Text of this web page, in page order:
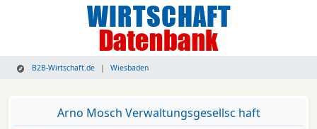
B2B-Wirtschaft.de Wiesbaden
Arno Mosch Verwaltungsgesellsc haft